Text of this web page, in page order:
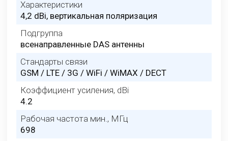
Характеристики
4,2 dBi, вертикальная поляризация
Подгруппа
всенаправленные DAS антенны
Стандарты связи
GSM / LTE / 3G / WiFi / WiMAX / DECT
Коэффициент усиления, dBi
4.2
Рабочая частота мин., МГц
698